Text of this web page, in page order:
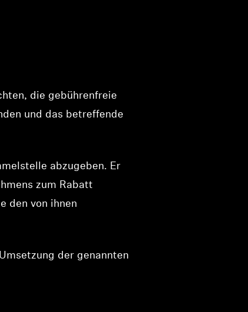
die gebührenfreie
und das betreffende
abzugeben. Er
zum Rabatt
den von ihnen
der genannten